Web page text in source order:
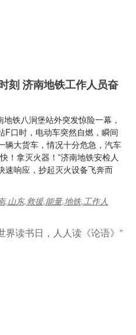
刻 济南地铁工作人员奋
铁八涧堡站外突发惊险一幕，
F口时，电动车突然自燃，瞬间
辆大货车，情况十分危急，汽车
！拿灭火器！”济南地铁安检人
速响应，抄起灭火设备飞奔而
,山东,救援,能量,地铁,工作人